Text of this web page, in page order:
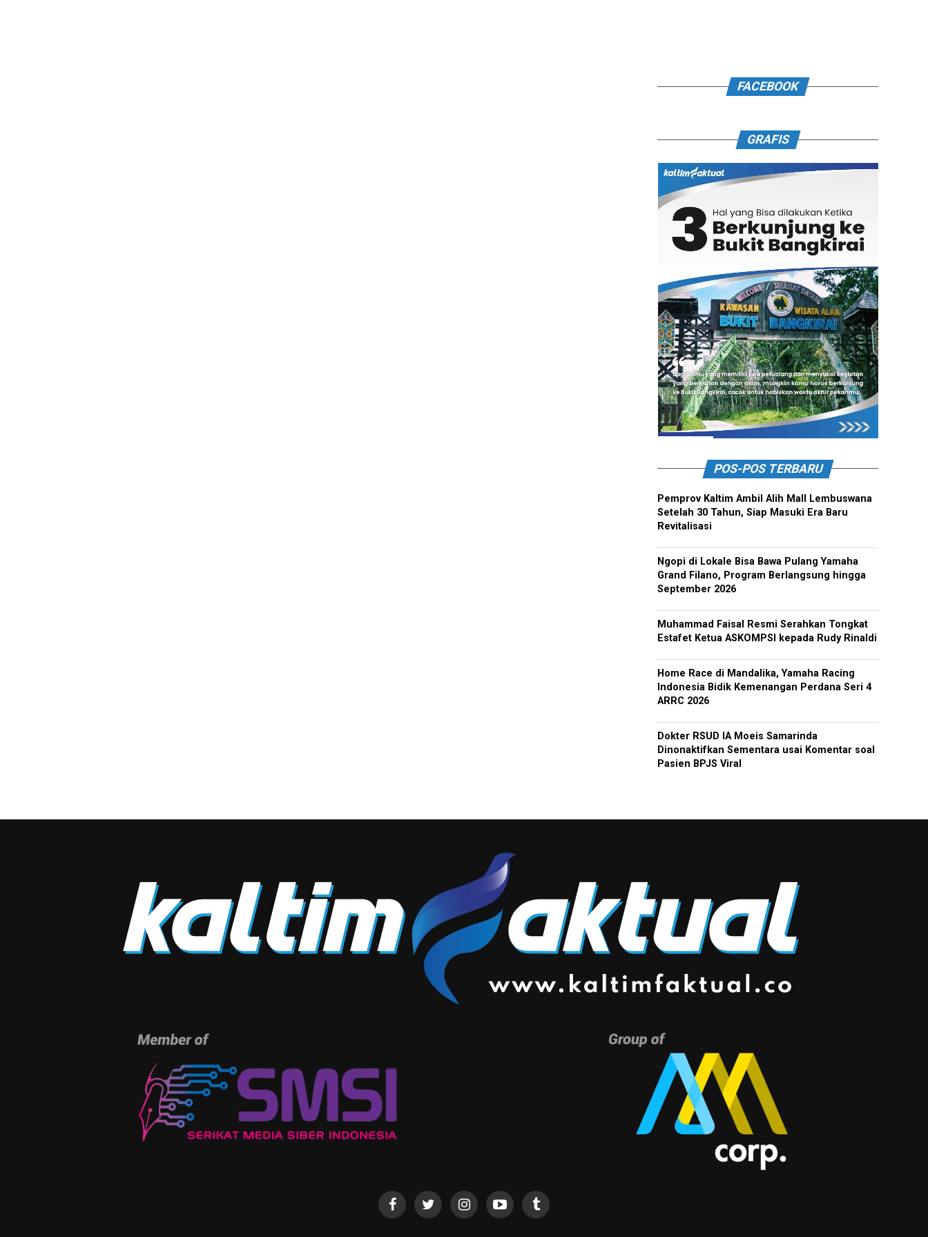
FACEBOOK
GRAFIS
POS-POS TERBARU
Pemprov Kaltim Ambil Alih Mall Lembuswana
Setelah 30 Tahun, Siap Masuki Era Baru
Revitalisasi
Ngopi di Lokale Bisa Bawa Pulang Yamaha
Grand Filano, Program Berlangsung hingga
September 2026
Muhammad Faisal Resmi Serahkan Tongkat
Estafet Ketua ASKOMPSI kepada Rudy Rinaldi
Home Race di Mandalika, Yamaha Racing
Indonesia Bidik Kemenangan Perdana Seri 4
ARRC 2026
Dokter RSUD IA Moeis Samarinda
Dinonaktifkan Sementara usai Komentar soal
Pasien BPJS Viral